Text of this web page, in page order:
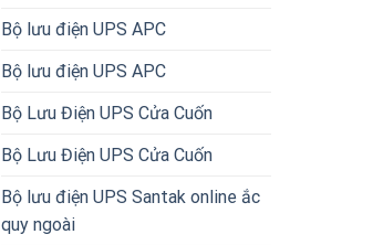
Bộ lưu điện UPS APC
Bộ lưu điện UPS APC
Bộ Lưu Điện UPS Cửa Cuốn
Bộ Lưu Điện UPS Cửa Cuốn
Bộ lưu điện UPS Santak online ắc
quy ngoài